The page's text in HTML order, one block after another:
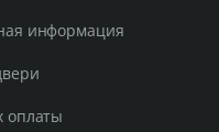
информация
оплаты